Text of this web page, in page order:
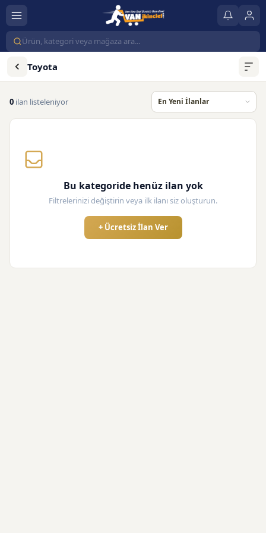
Toyota
0 ilan listeleniyor
Bu kategoride henüz ilan yok
Filtrelerinizi değiştirin veya ilk ilanı siz oluşturun.
+ Ücretsiz İlan Ver